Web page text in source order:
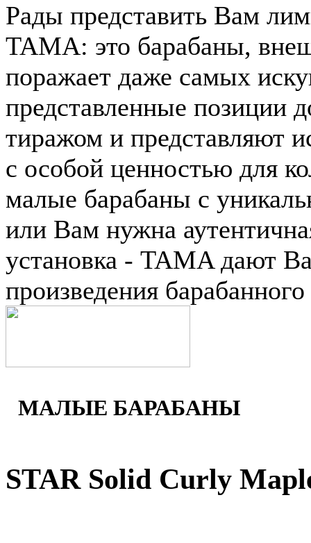
Рады представить Вам
TAMA: это барабаны,
поражает даже самых
представленные позиции
тиражом и представляют
с особой ценностью для
малые барабаны с
или Вам нужна
установка - TAMA дают
произведения
МАЛЫЕ БАРАБАНЫ
STAR Solid Curly